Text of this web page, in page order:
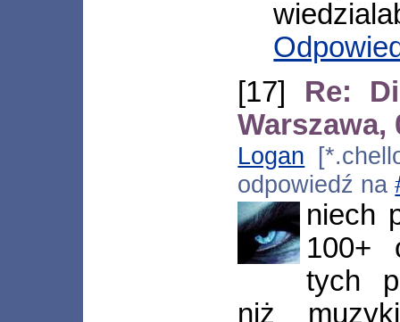
[17] Re:
Warszawa,
Logan
odpowiedź na
niech
100+
tych
niż